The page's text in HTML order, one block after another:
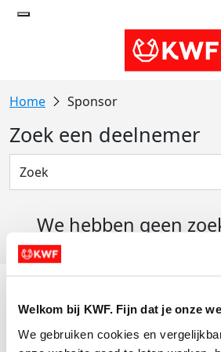
Welkom bij KWF. Fijn dat je onze
We gebruiken cookies en
Sponsor
Zoek een deelnemer
We hebben geen
Actiematerialen
Evenementen